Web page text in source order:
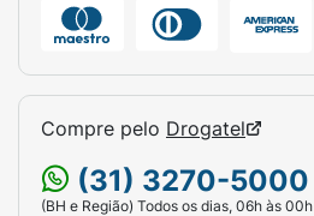
Compre pelo Drogatel
(31) 3270-5000
(BH e Região) Todos os dias, 06h às 00h